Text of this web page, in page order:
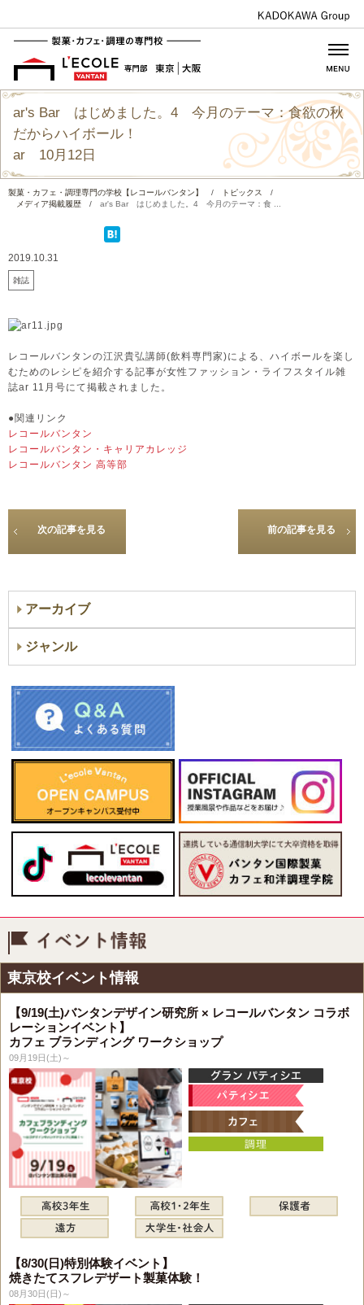
ar's Bar はじめました。4 今月のテーマ：食欲の秋
だからハイボール！
ar 10月12日
製菓・カフェ・調理専門の学校【レコールバンタン】 / トピックス
/
メディア掲載履歴
/ ar's Bar はじめました。4 今月のテーマ：食 ...
2019.10.31
雑誌
レコールバンタンの江沢貴弘講師(飲料専門家)による、ハイボールを楽し
むためのレシピを紹介する記事が女性ファッション・ライフスタイル雑
誌ar 11月号にて掲載されました。
●関連リンク
レコールバンタン
レコールバンタン・キャリアカレッジ
レコールバンタン 高等部
次の記事を見る 前の記事を見る
アーカイブ
ジャンル
東京校イベント情報
【9/19(土)バンタンデザイン研究所 × レコールバンタン コラボ
レーションイベント】
カフェ ブランディング ワークショップ
09月19日(土)～
【8/30(日)特別体験イベント】
焼きたてスフレデザート製菓体験！
08月30日(日)～